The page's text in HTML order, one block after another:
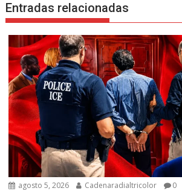
Entradas relacionadas
agosto 5, 2026 Cadenaradialtricolor 0